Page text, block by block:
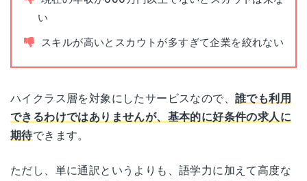
い
スキルが高いとスカウトが多すぎて企業を絞れない
ハイクラス層を対象にしたサービスなので、 誰でも利用
できるわけではありませんが、基本的に好条件の求人に
期待できます。
ただし、単に通訳というよりも、語学力に加えて高度な